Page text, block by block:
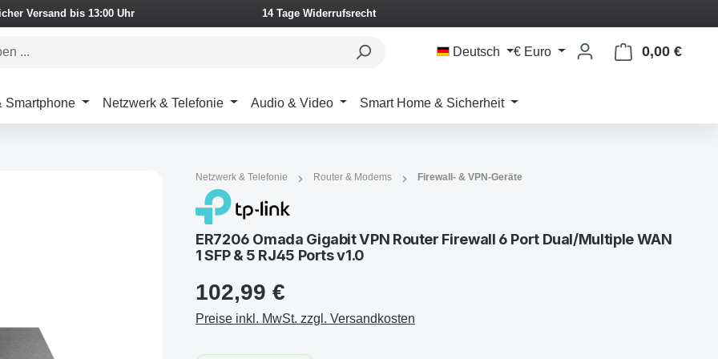
Versand bis 13:00 Uhr 14 Tage Widerrufsrecht
Deutsch € Euro 0,00 €
Smartphone Netzwerk & Telefonie Audio & Video Smart Home & Sicherheit
Netzwerk & Telefonie Router & Modems Firewall- & VPN-Geräte
ER7206 Omada Gigabit VPN Router Firewall 6 Port Dual/Multiple WAN
1 SFP & 5 RJ45 Ports v1.0
102,99 €
Preise inkl. MwSt. zzgl. Versandkosten